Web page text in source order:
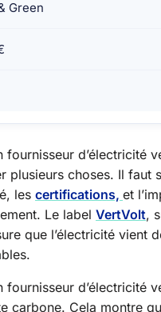
Green
fournisseur d’électricité
plusieurs choses. Il faut
les certifications, et
Le label VertVolt,
que l’électricité vient
fournisseur d’électricité
carbone. Cela montre